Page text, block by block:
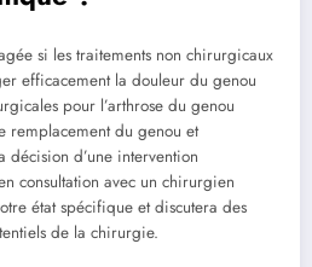
si les traitements non chirurgicaux
efficacement la douleur du genou
pour l’arthrose du genou
remplacement du genou et
décision d’une intervention
consultation avec un chirurgien
état spécifique et discutera des
de la chirurgie.